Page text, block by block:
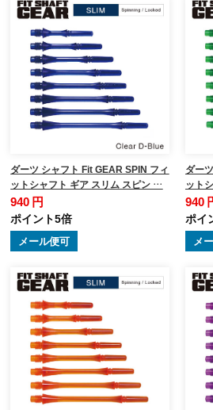
ダーツ シャフト Fit GEAR SPIN フィ
ットシャフト ギア スリム スピン …
940 円
ポイント5倍
メール便可
ダー
ット
940
ポイ
メ